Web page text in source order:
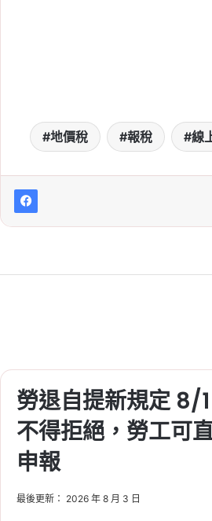
地價稅 報稅 線
勞退自提新規定 8/
不得拒絕，勞工可
申報
最後更新： 2026 年 8 月 3 日